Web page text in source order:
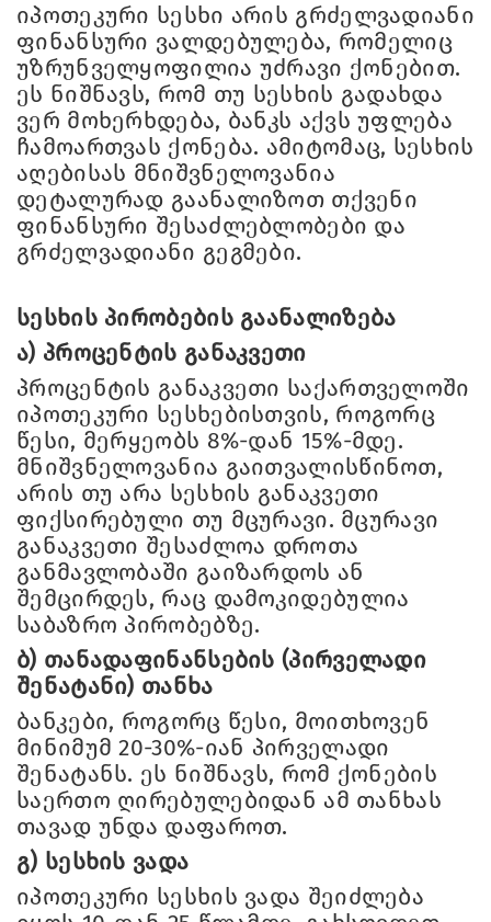
იპოთეკური სესხი არის გრძელვადიანი
ფინანსური ვალდებულება, რომელიც
უზრუნველყოფილია უძრავი ქონებით.
ეს ნიშნავს, რომ თუ სესხის გადახდა
ვერ მოხერხდება, ბანკს აქვს უფლება
ჩამოართვას ქონება. ამიტომაც, სესხის
აღებისას მნიშვნელოვანია
დეტალურად გაანალიზოთ თქვენი
ფინანსური შესაძლებლობები და
გრძელვადიანი გეგმები.
სესხის პირობების გაანალიზება
ა) პროცენტის განაკვეთი
პროცენტის განაკვეთი საქართველოში
იპოთეკური სესხებისთვის, როგორც
წესი, მერყეობს 8%-დან 15%-მდე.
მნიშვნელოვანია გაითვალისწინოთ,
არის თუ არა სესხის განაკვეთი
ფიქსირებული თუ მცურავი. მცურავი
განაკვეთი შესაძლოა დროთა
განმავლობაში გაიზარდოს ან
შემცირდეს, რაც დამოკიდებულია
საბაზრო პირობებზე.
ბ) თანადაფინანსების (პირველადი
შენატანი) თანხა
ბანკები, როგორც წესი, მოითხოვენ
მინიმუმ 20-30%-იან პირველადი
შენატანს. ეს ნიშნავს, რომ ქონების
საერთო ღირებულებიდან ამ თანხას
თავად უნდა დაფაროთ.
გ) სესხის ვადა
იპოთეკური სესხის ვადა შეიძლება